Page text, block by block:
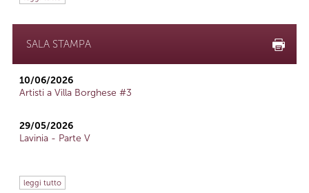
SALA STAMPA
10/06/2026
Artisti a Villa Borghese #3
29/05/2026
Lavinia - Parte V
leggi tutto